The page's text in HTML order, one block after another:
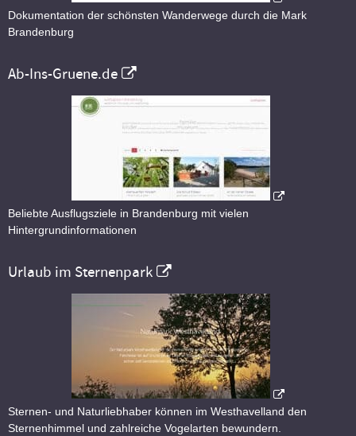
Dokumentation der schönsten Wanderwege durch die Mark
Brandenburg
Ab-Ins-Gruene.de
Beliebte Ausflugsziele in Brandenburg mit vielen
Hintergrundinformationen
Urlaub im Sternenpark
Sternen- und Naturliebhaber können im Westhavelland den
Sternenhimmel und zahlreiche Vogelarten bewundern.